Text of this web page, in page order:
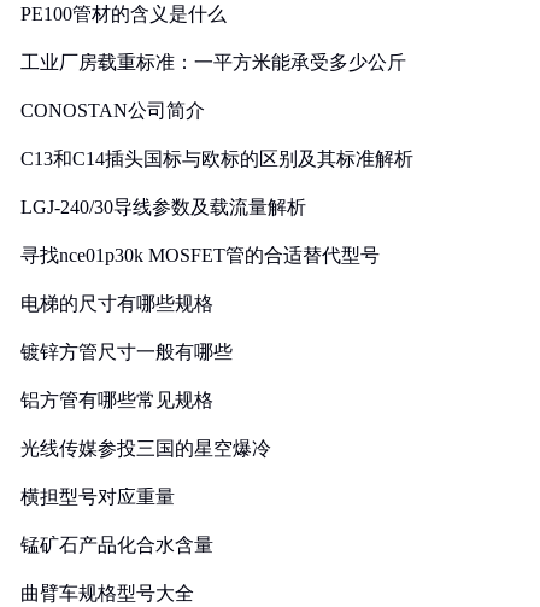
PE100管材的含义是什么
工业厂房载重标准：一平方米能承受多少公斤
CONOSTAN公司简介
C13和C14插头国标与欧标的区别及其标准解析
LGJ-240/30导线参数及载流量解析
寻找nce01p30k MOSFET管的合适替代型号
电梯的尺寸有哪些规格
镀锌方管尺寸一般有哪些
铝方管有哪些常见规格
光线传媒参投三国的星空爆冷
横担型号对应重量
锰矿石产品化合水含量
曲臂车规格型号大全